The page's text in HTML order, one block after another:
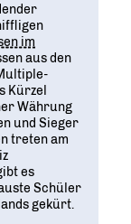
im
aus den
Kürzel
Währung
und Sieger
treten am
es
Schüler
gekürt.